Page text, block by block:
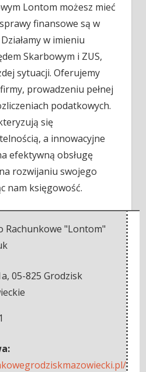
Lontom możesz mieć
finansowe są w
w imieniu
Skarbowym i ZUS,
sytuacji. Oferujemy
prowadzeniu pełnej
podatkowych.
się
a innowacyjne
efektywną obsługę
rozwijaniu swojego
nam księgowość.
Rachunkowe "Lontom"
, 05-825 Grodzisk